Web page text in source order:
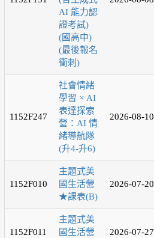
AI 能力認
證考試)
(國高中)
(最後報名
衝刺)
1152F247
社會情緒
學習 × AI
表達探索
營：AI 情
緒導航隊
(升4-升6)
2026-08-10
1152F010
主題式美
國生活營
★課表(B)
2026-07-20
1152F011
主題式美
國生活營
2026-07-27